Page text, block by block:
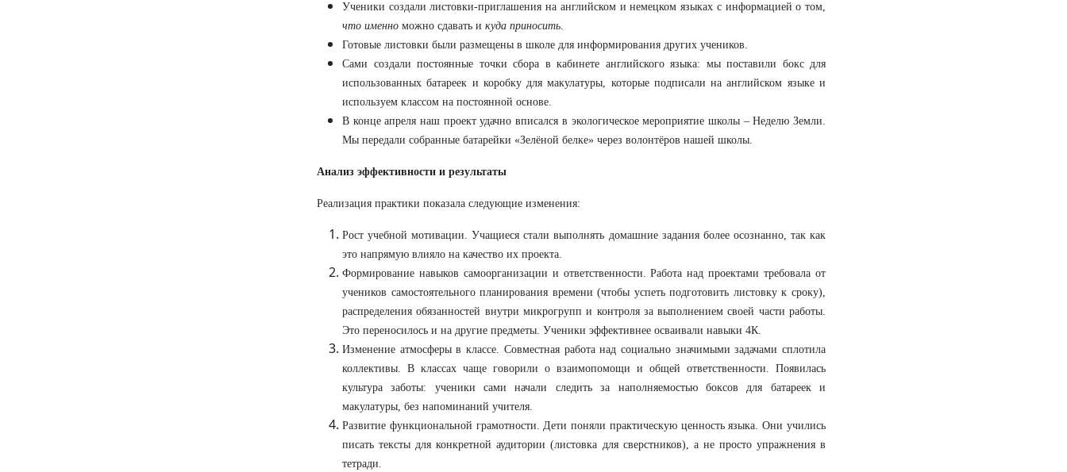
Ученики создали листовки-приглашения на английском и немецком языках с информацией о том,
что именно можно сдавать и куда приносить.
Готовые листовки были размещены в школе для информирования других учеников.
Сами создали постоянные точки сбора в кабинете английского языка: мы поставили бокс для
использованных батареек и коробку для макулатуры, которые подписали на английском языке и
используем классом на постоянной основе.
В конце апреля наш проект удачно вписался в экологическое мероприятие школы – Неделю Земли.
Мы передали собранные батарейки «Зелёной белке» через волонтёров нашей школы.
Анализ эффективности и результаты
Реализация практики показала следующие изменения:
Рост учебной мотивации. Учащиеся стали выполнять домашние задания более осознанно, так как
это напрямую влияло на качество их проекта.
Формирование навыков самоорганизации и ответственности. Работа над проектами требовала от
учеников самостоятельного планирования времени (чтобы успеть подготовить листовку к сроку),
распределения обязанностей внутри микрогрупп и контроля за выполнением своей части работы.
Это переносилось и на другие предметы. Ученики эффективнее осваивали навыки 4К.
Изменение атмосферы в классе. Совместная работа над социально значимыми задачами сплотила
коллективы. В классах чаще говорили о взаимопомощи и общей ответственности. Появилась
культура заботы: ученики сами начали следить за наполняемостью боксов для батареек и
макулатуры, без напоминаний учителя.
Развитие функциональной грамотности. Дети поняли практическую ценность языка. Они учились
писать тексты для конкретной аудитории (листовка для сверстников), а не просто упражнения в
тетради.